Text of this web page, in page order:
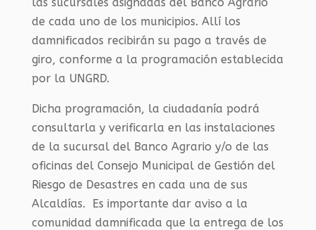
de cada uno de los municipios. Allí los
damnificados recibirán su pago a través de
giro, conforme a la programación establecida
por la UNGRD.
Dicha programación, la ciudadanía podrá
consultarla y verificarla en las instalaciones
de la sucursal del Banco Agrario y/o de las
oficinas del Consejo Municipal de Gestión del
Riesgo de Desastres en cada una de sus
Alcaldías. Es importante dar aviso a la
comunidad damnificada que la entrega de los